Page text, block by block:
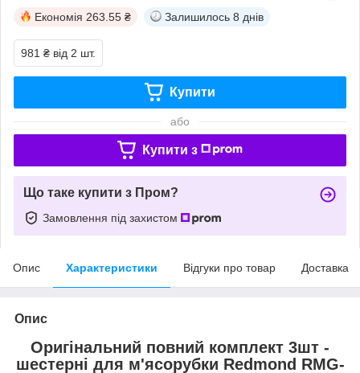
Економія 263.55 ₴ Залишилось 8 днів
981 ₴ від 2 шт.
Купити
або
Купити з
Що таке купити з Пром?
Замовлення під захистом
Опис Характеристики Відгуки про товар Доставка
Опис
Оригінальний повний комплект 3шт -
шестерні для м'ясорубки Redmond RMG-